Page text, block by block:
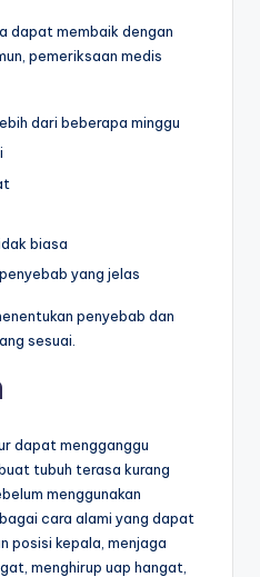
dapat membaik dengan
pemeriksaan medis
dari beberapa minggu
biasa
yang jelas
penyebab dan
sesuai.
dapat mengganggu
tubuh terasa kurang
menggunakan
cara alami yang dapat
posisi kepala, menjaga
menghirup uap hangat,